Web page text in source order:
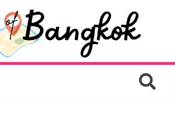
CONNECT 2026” ยก
ณฑ์ท้องถิ่นสู่ตลาดเชิง
ยั่งยืน
ม้สี่มุมเมือง” ศูนย์รวมดอกไม้
ระดิษฐ์ พวงมาลัย และสังฆ